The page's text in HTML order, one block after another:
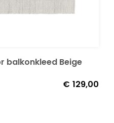
balkonkleed Beige
€ 129,00